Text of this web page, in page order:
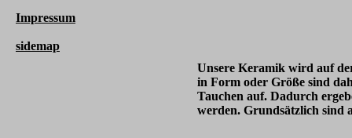
Impressum
sidemap
Unsere Keramik wird auf
in Form oder Größe sind
Tauchen auf. Dadurch
werden. Grundsätzlich sind